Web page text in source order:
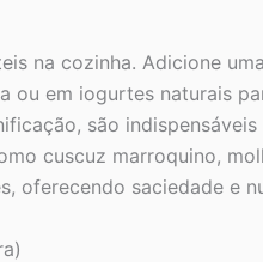
na cozinha. Adicione
em iogurtes naturais
são
cuscuz marroquino,
oferecendo saciedade e